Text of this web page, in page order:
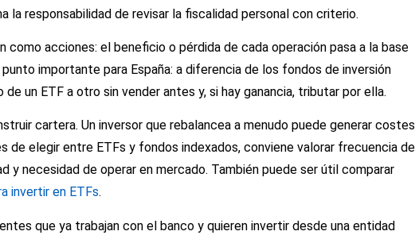
la responsabilidad de revisar la fiscalidad personal con criterio.
como acciones: el beneficio o pérdida de cada operación pasa a la base
importante para España: a diferencia de los fondos de inversión
un ETF a otro sin vender antes y, si hay ganancia, tributar por ella.
cartera. Un inversor que rebalancea a menudo puede generar costes
de elegir entre ETFs y fondos indexados, conviene valorar frecuencia de
y necesidad de operar en mercado. También puede ser útil comparar
invertir en ETFs.
que ya trabajan con el banco y quieren invertir desde una entidad